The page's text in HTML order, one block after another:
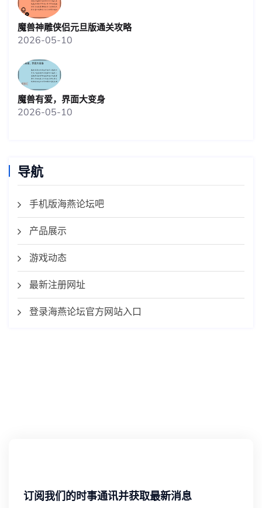
魔兽神雕侠侣元旦版通关攻略
2026-05-10
魔兽有爱，界面大变身
2026-05-10
导航
手机版海燕论坛吧
产品展示
游戏动态
最新注册网址
登录海燕论坛官方网站入口
订阅我们的时事通讯并获取最新消息